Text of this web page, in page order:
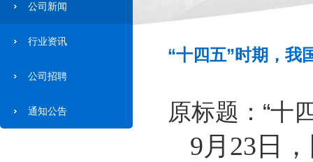
公司新闻
行业资讯
公司招聘
通知公告
“十四五”时期，我
原标题：“十
9月23日